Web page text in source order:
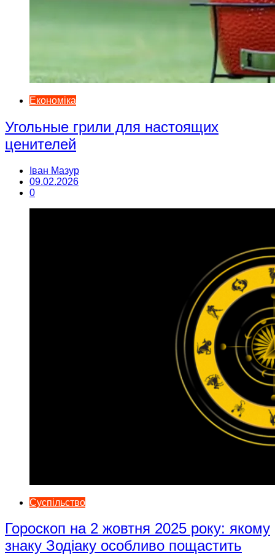
Економіка
Угольные грили для настоящих
ценителей
Іван Мазур
09.02.2026
0
Суспільство
Гороскоп на 2 жовтня 2025 року: якому
знаку Зодіаку особливо пощастить